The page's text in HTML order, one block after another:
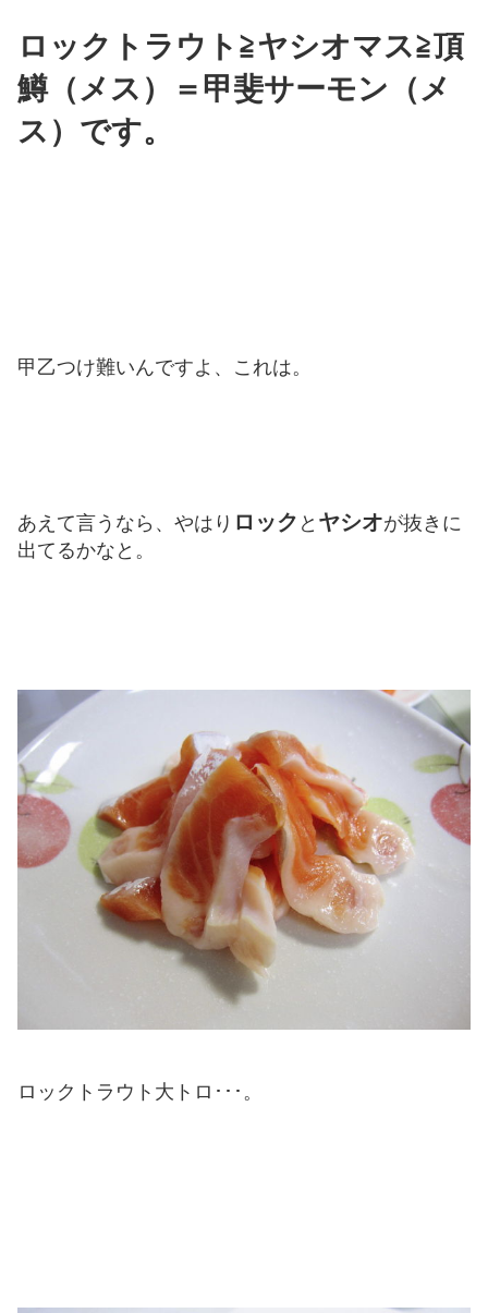
ロックトラウト≧ヤシオマス≧頂
鱒（メス）＝甲斐サーモン（メ
ス）です。
甲乙つけ難いんですよ、これは。
あえて言うなら、やはり ロック と ヤシオが抜きに
出てるかなと。
ロックトラウト大トロ･･･。